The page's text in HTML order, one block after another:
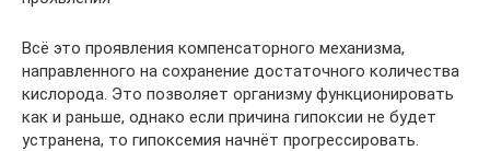
Всё это проявления компенсаторного механизма,
направленного на сохранение достаточного количества
кислорода. Это позволяет организму функционировать
как и раньше, однако если причина гипоксии не будет
устранена, то гипоксемия начнёт прогрессировать.